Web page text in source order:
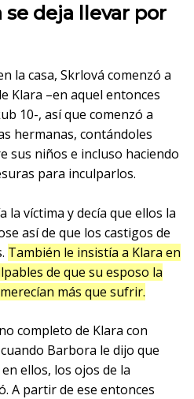
se deja llevar por
la casa, Skrlová comenzó a
Klara –en aquel entonces
10-, así que comenzó a
hermanas, contándoles
sus niños e incluso haciendo
para inculparlos.
la víctima y decía que ellos la
así de que los castigos de
También le insistía a Klara en
de que su esposo la
más que sufrir.
completo de Klara con
Barbora le dijo que
ellos, los ojos de la
A partir de ese entonces